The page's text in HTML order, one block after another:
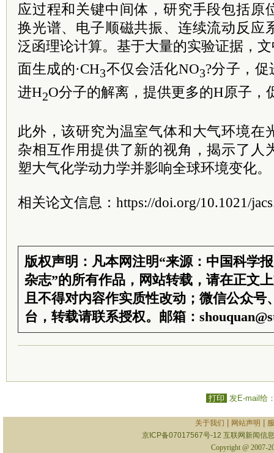
应过程和关键中间体，研究手段包括原
换光谱、电子顺磁共振、连续流动反应
泛函理论计算。基于大量的实验证据，
面生成的·CH3不仅会活化NO3?分子，
进H2O分子的解离，提供更多的H原子，
此外，该研究为温室气体和大气环境在
杂相互作用提供了新的视角，揭示了人
塑大气化学动力学并影响全球环境变化。
相关论文信息：https://doi.org/10.1021/
版权声明：凡本网注明“来源：中国科学
杂志”的所有作品，网站转载，请在正文
且不得对内容作实质性改动；微信公众号
台，转载请联系授权。邮箱：
打印 发E-mail给
关于我们 网站声明
京ICP备07017567号-12 互联网新闻信
Copyright @ 2007-